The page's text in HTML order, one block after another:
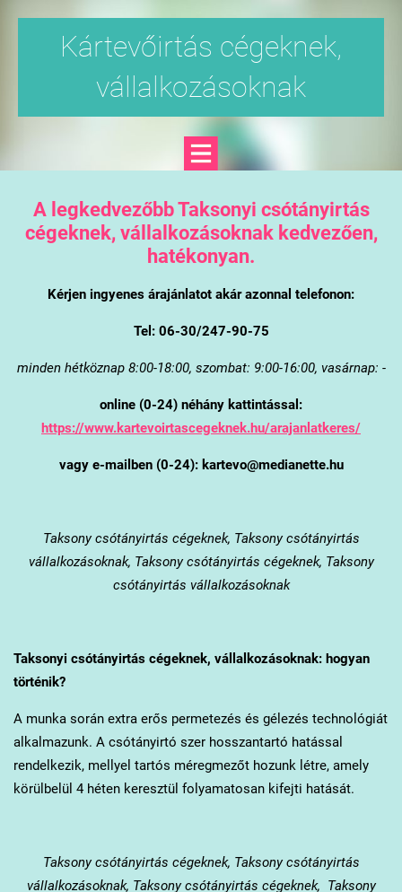
Kártevőirtás cégeknek,
vállalkozásoknak
A legkedvezőbb Taksonyi csótányirtás
cégeknek, vállalkozásoknak kedvezően,
hatékonyan.
Kérjen ingyenes árajánlatot akár azonnal telefonon:
Tel: 06-30/247-90-75
minden hétköznap 8:00-18:00, szombat: 9:00-16:00, vasárnap: -
online (0-24) néhány kattintással:
https://www.kartevoirtascegeknek.hu/arajanlatkeres/
vagy e-mailben (0-24): kartevo@medianette.hu
Taksonycsótányirtás cégeknek, Taksony csótányirtás
vállalkozásoknak, Taksony csótányirtás cégeknek, Taksony
csótányirtás vállalkozásoknak
Taksonyi csótányirtás cégeknek, vállalkozásoknak: hogyan
történik?
A munka során extra erős permetezés és gélezés technológiát
alkalmazunk. A csótányirtó szer hosszantartó hatással
rendelkezik, mellyel tartós méregmezőt hozunk létre, amely
körülbelül 4 héten keresztül folyamatosan kifejti hatását.
Taksonycsótányirtás cégeknek, Taksony csótányirtás
vállalkozásoknak, Taksony csótányirtás cégeknek, Taksony